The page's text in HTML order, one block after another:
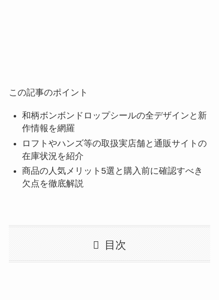
この記事のポイント
和柄ボンボンドロップシールの全デザインと新
作情報を網羅
ロフトやハンズ等の取扱実店舗と通販サイトの
在庫状況を紹介
商品の人気メリット5選と購入前に確認すべき
欠点を徹底解説
目次